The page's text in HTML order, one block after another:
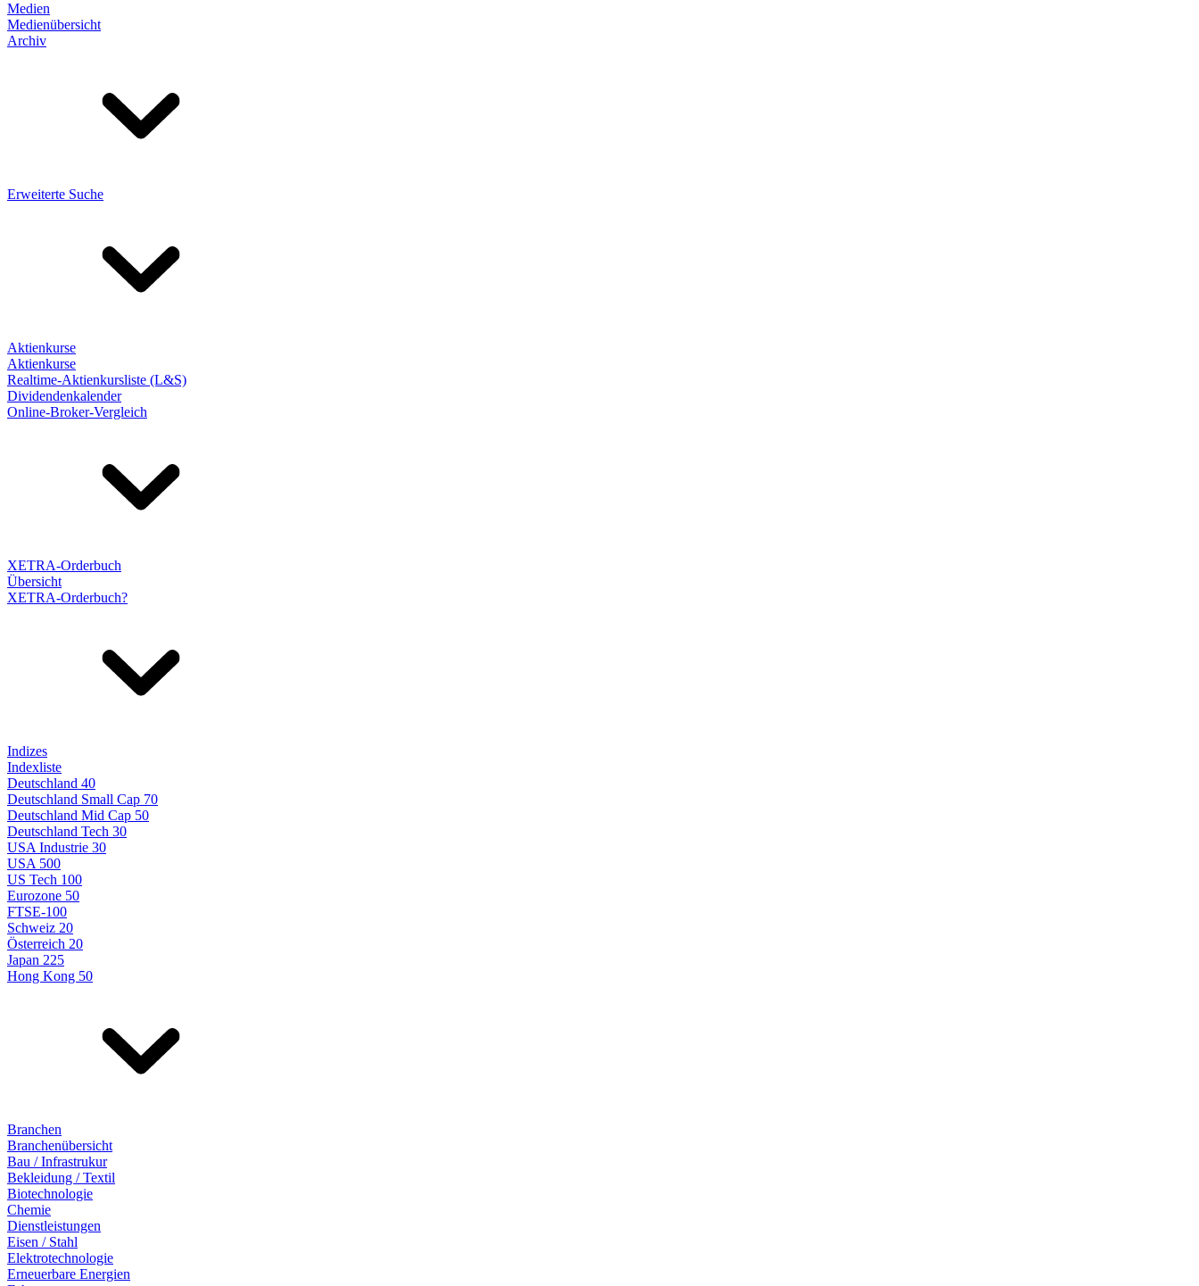
Medien
Medienübersicht
Archiv
Erweiterte Suche
Aktienkurse
Aktienkurse
Realtime-Aktienkursliste (L&S)
Dividendenkalender
Online-Broker-Vergleich
XETRA-Orderbuch
Übersicht
XETRA-Orderbuch?
Indizes
Indexliste
Deutschland 40
Deutschland Small Cap 70
Deutschland Mid Cap 50
Deutschland Tech 30
USA Industrie 30
USA 500
US Tech 100
Eurozone 50
FTSE-100
Schweiz 20
Österreich 20
Japan 225
Hong Kong 50
Branchen
Branchenübersicht
Bau / Infrastrukur
Bekleidung / Textil
Biotechnologie
Chemie
Dienstleistungen
Eisen / Stahl
Elektrotechnologie
Erneuerbare Energien